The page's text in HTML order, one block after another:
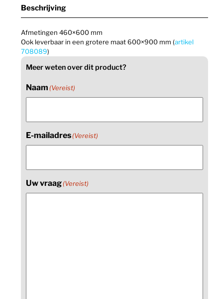
Beschrijving
Afmetingen 460×600 mm
Ook leverbaar in een grotere maat 600×900 mm (artikel
708089)
Meer weten over dit product?
Naam (Vereist)
E-mailadres(Vereist)
Uw vraag(Vereist)